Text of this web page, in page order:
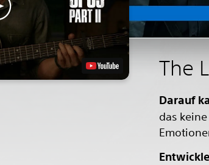
The
Darauf
das